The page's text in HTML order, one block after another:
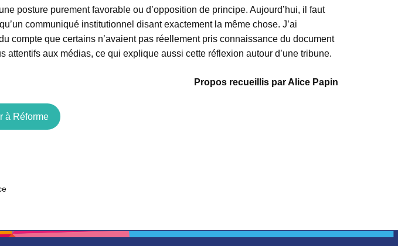
posture purement favorable ou d’opposition de principe. Aujourd’hui, il faut
communiqué institutionnel disant exactement la même chose. J’ai
compte que certains n’avaient pas réellement pris connaissance du document
aux médias, ce qui explique aussi cette réflexion autour d’une tribune.
Propos recueillis par Alice Papin
à Réforme